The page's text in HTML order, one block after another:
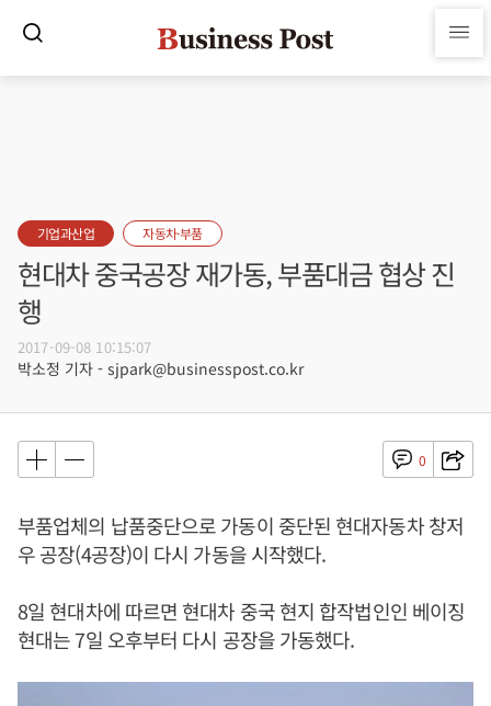
기업과산업 자동차·부품
현대차 중국공장 재가동, 부품대금 협상 진
행
2017-09-08 10:15:07
박소정 기자 - sjpark@businesspost.co.kr
0
부품업체의 납품중단으로 가동이 중단된 현대자동차 창저
우 공장(4공장)이 다시 가동을 시작했다.
8일 현대차에 따르면 현대차 중국 현지 합작법인인 베이징
현대는 7일 오후부터 다시 공장을 가동했다.